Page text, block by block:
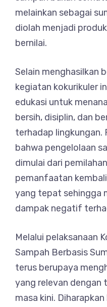
melainkan sebagai
diolah menjadi
bernilai.
Selain menghasilkan
kegiatan kokurikuler
edukasi untuk
bersih, disiplin, dan
terhadap lingkungan.
bahwa pengelolaan
dimulai dari
pemanfaatan
yang tepat sehingga
dampak negatif
Melalui pelaksanaan
Sampah Berbasis
terus berupaya
yang relevan dengan
masa kini.